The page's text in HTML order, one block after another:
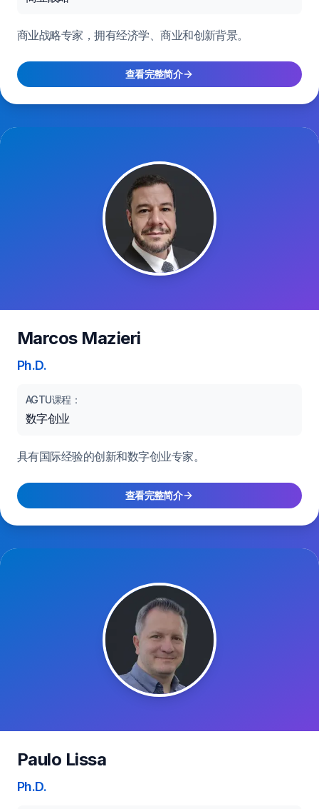
商业战略专家，拥有经济学、商业和创新背景。
查看完整简介
Marcos Mazieri
Ph.D.
AGTU课程：
数字创业
具有国际经验的创新和数字创业专家。
查看完整简介
Paulo Lissa
Ph.D.